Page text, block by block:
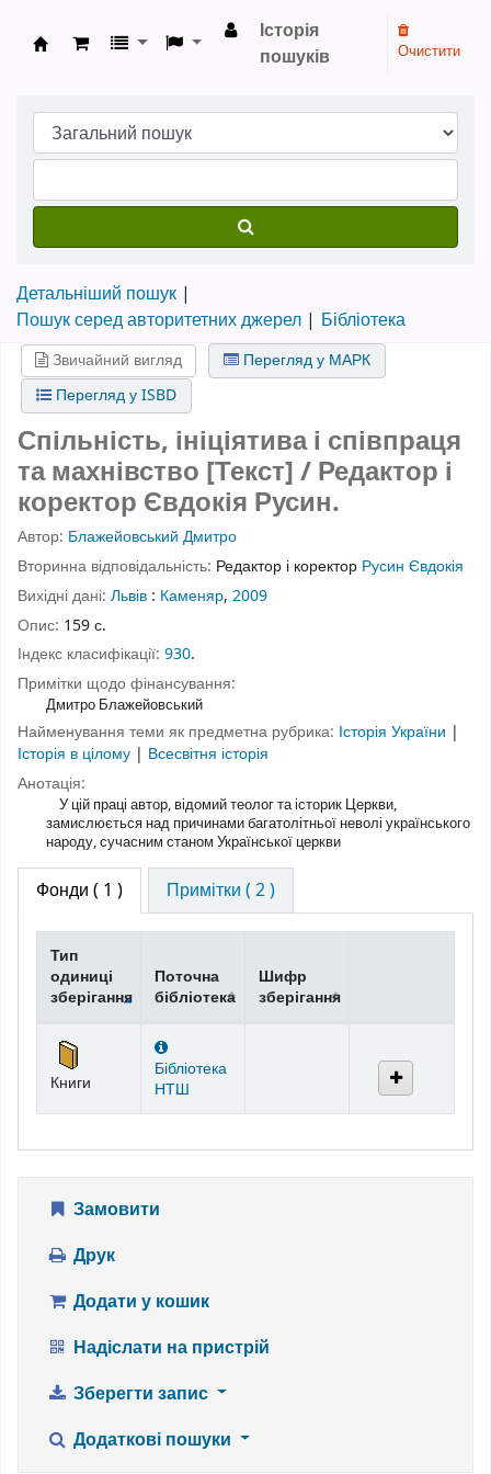
Бібліотека НТШ › Електронний каталог
Історія
пошуків
Очистити
Детальніший пошук
Пошук серед авторитетних джерел
Бібліотека
Звичайний вигляд
Перегляд у МАРК
Перегляд у ISBD
Спільність, ініціятива і співпраця
та махнівство [Текст] / Редактор і
коректор Євдокія Русин.
Автор: Блажейовський Дмитро
Вторинна відповідальність: Редактор і коректор Русин Євдокія
Вихідні дані: Львів : Каменяр, 2009
Опис: 159 с.
Індекс класифікації: 930.
Примітки щодо фінансування:
Дмитро Блажейовський
Найменування теми як предметна рубрика: Історія України |
Історія в цілому | Всесвітня історія
Анотація:
У цій праці автор, відомий теолог та історик Церкви,
замислюється над причинами багатолітньої неволі українського
народу, сучасним станом Української церкви
Фонди ( 1 ) Примітки ( 2 )
Тип
одиниці
зберігання
Поточна
бібліотека
Шифр
зберігання
Книги
Бібліотека
НТШ
Замовити
Друк
Додати у кошик
Надіслати на пристрій
Зберегти запис
Додаткові пошуки